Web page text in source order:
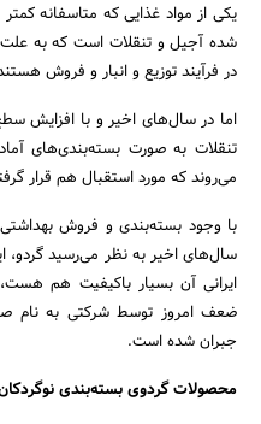
یکی از مواد غذایی که متاسفانه
شده آجیل و تنقلات است که به علت
در فرآیند توزیع و انبار و فروش
اما در سال‌های اخیر و با افزایش
تنقلات به صورت بسته‌بندی‌های
می‌روند که مورد استقبال هم قرار
با وجود بسته‌بندی و فروش
سال‌های اخیر به نظر می‌رسید
ایرانی آن بسیار باکیفیت هم
ضعف امروز توسط شرکتی به نام
جبران شده است.
محصولات گردوی بسته‌بندی